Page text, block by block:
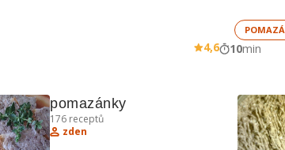
4,6 10min
pomazánky
176 receptů
zden